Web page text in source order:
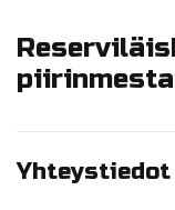
Yhteystiedot